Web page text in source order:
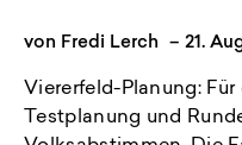
von Fredi Lerch – 21.
Viererfeld-Planung:
Testplanung und